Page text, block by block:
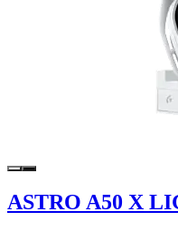
ASTRO A50 X